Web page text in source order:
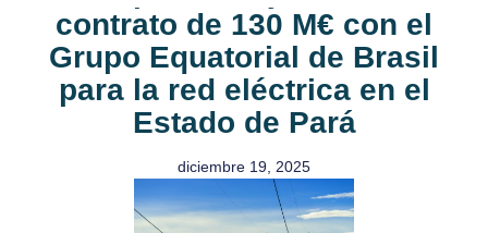
contrato de 130 M€ con el
Grupo Equatorial de Brasil
para la red eléctrica en el
Estado de Pará
diciembre 19, 2025